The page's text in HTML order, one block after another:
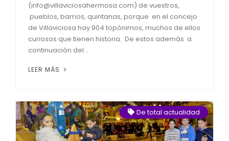
(info@villaviciosahermosa.com) de vuestros,
pueblos, barrios, quintanas, porque en el concejo
de Villaviciosa hay 904 topónimos, muchos de ellos
curiosos que tienen historia. De estos además a
continuación del...
LEER MÁS
De total actualidad